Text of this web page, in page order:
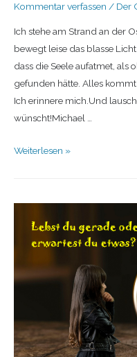
Kommentar verfassen / Der
Ich stehe am Strand an der
bewegt leise das blasse
dass die Seele aufatmet, als
gefunden hätte. Alles
Ich erinnere mich.Und
wünscht!Michael …
Weiterlesen »